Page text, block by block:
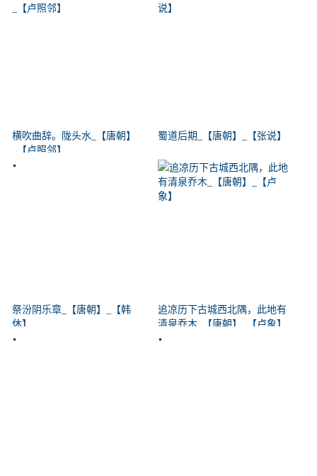
横吹曲辞。陇头水_【唐朝】
_【卢照邻】
蜀道后期_【唐朝】_【张说】
祭汾阴乐章_【唐朝】_【韩
休】
追凉历下古城西北隅，此地有
清泉乔木_【唐朝】_【卢象】